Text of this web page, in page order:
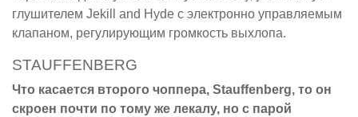
глушителем Jekill and Hyde с электронно управляемым
клапаном, регулирующим громкость выхлопа.
STAUFFENBERG
Что касается второго чоппера, Stauffenberg, то он
скроен почти по тому же лекалу, но с парой